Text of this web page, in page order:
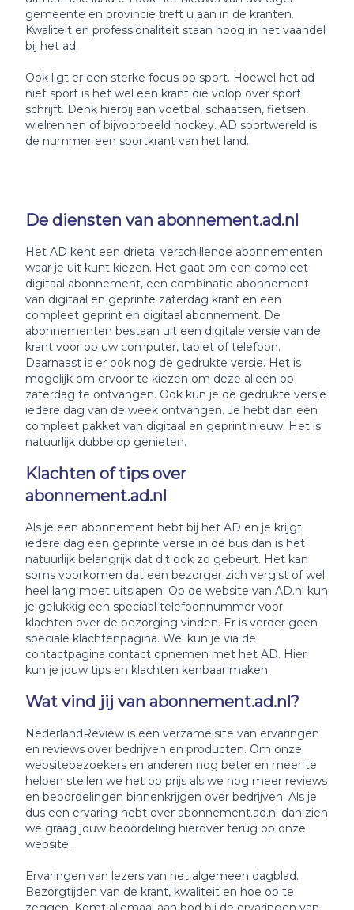
gemeente en provincie treft u aan in de kranten.
Kwaliteit en professionaliteit staan hoog in het vaandel
bij het ad.
Ook ligt er een sterke focus op sport. Hoewel het ad
niet sport is het wel een krant die volop over sport
schrijft. Denk hierbij aan voetbal, schaatsen, fietsen,
wielrennen of bijvoorbeeld hockey. AD sportwereld is
de nummer een sportkrant van het land.
De diensten van abonnement.ad.nl
Het AD kent een drietal verschillende abonnementen
waar je uit kunt kiezen. Het gaat om een compleet
digitaal abonnement, een combinatie abonnement
van digitaal en geprinte zaterdag krant en een
compleet geprint en digitaal abonnement. De
abonnementen bestaan uit een digitale versie van de
krant voor op uw computer, tablet of telefoon.
Daarnaast is er ook nog de gedrukte versie. Het is
mogelijk om ervoor te kiezen om deze alleen op
zaterdag te ontvangen. Ook kun je de gedrukte versie
iedere dag van de week ontvangen. Je hebt dan een
compleet pakket van digitaal en geprint nieuw. Het is
natuurlijk dubbelop genieten.
Klachten of tips over
abonnement.ad.nl
Als je een abonnement hebt bij het AD en je krijgt
iedere dag een geprinte versie in de bus dan is het
natuurlijk belangrijk dat dit ook zo gebeurt. Het kan
soms voorkomen dat een bezorger zich vergist of wel
heel lang moet uitslapen. Op de website van AD.nl kun
je gelukkig een speciaal telefoonnummer voor
klachten over de bezorging vinden. Er is verder geen
speciale klachtenpagina. Wel kun je via de
contactpagina contact opnemen met het AD. Hier
kun je jouw tips en klachten kenbaar maken.
Wat vind jij van abonnement.ad.nl?
NederlandReview is een verzamelsite van ervaringen
en reviews over bedrijven en producten. Om onze
websitebezoekers en anderen nog beter en meer te
helpen stellen we het op prijs als we nog meer reviews
en beoordelingen binnenkrijgen over bedrijven. Als je
dus een ervaring hebt over abonnement.ad.nl dan zien
we graag jouw beoordeling hierover terug op onze
website.
Ervaringen van lezers van het algemeen dagblad.
Bezorgtijden van de krant, kwaliteit en hoe op te